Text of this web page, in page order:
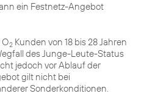
ein Festnetz-Angebot
2 Kunden von 18 bis 28 Jahren
des Junge-Leute-Status
jedoch vor Ablauf der
gilt nicht bei
Sonderkonditionen.